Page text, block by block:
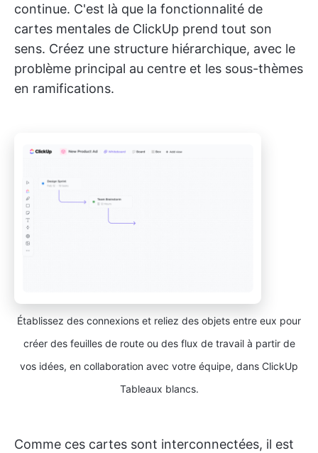
continue. C'est là que la fonctionnalité de
cartes mentales de ClickUp prend tout son
sens. Créez une structure hiérarchique, avec le
problème principal au centre et les sous-thèmes
en ramifications.
Établissez des connexions et reliez des objets entre eux pour
créer des feuilles de route ou des flux de travail à partir de
vos idées, en collaboration avec votre équipe, dans ClickUp
Tableaux blancs.
Comme ces cartes sont interconnectées, il est